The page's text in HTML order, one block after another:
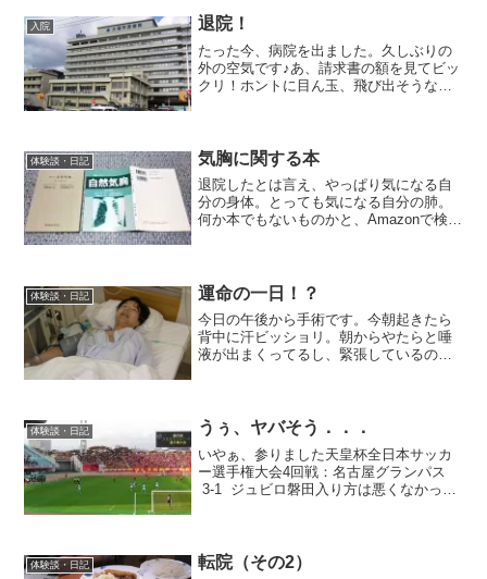
く、トロッ...
入院 退院！
たった今、病院を出ました。久しぶりの
外の空気です♪あ、請求書の額を見てビッ
クリ！ホントに目ん玉、飛び出そうな額
コしますね。
体験談・日記 気胸に関する本
退院したとは言え、やっぱり気になる自
分の身体。とっても気になる自分の肺。
何か本でもないものかと、Amazonで検索
ほとんどないです...
体験談・日記 運命の一日！？
今日の午後から手術です。今朝起きたら
背中に汗ビッショリ。朝からやたらと唾
液が出まくってるし、緊張しているのは
に、起きても、変な汗が...
体験談・日記 うぅ、ヤバそう．．．
いやぁ、参りました天皇杯全日本サッカ
ー選手権大会4回戦：名古屋グランパス
3-1 ジュビロ磐田入り方は悪くなかった
なくなって、残...
体験談・日記 転院（その2）